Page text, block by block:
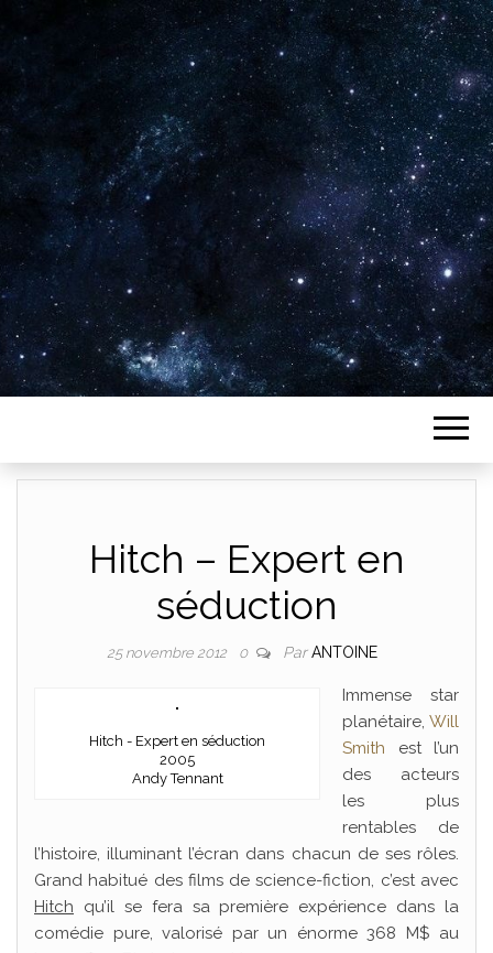
Plus de 2800 critiques de films
Hitch – Expert en
séduction
25 novembre 2012 0 ParANTOINE
Hitch - Expert en séduction
2005
Andy Tennant
Immense star
planétaire, Will
Smith est l’un
des acteurs
les plus
rentables de
l’histoire, illuminant l’écran dans chacun de ses rôles.
Grand habitué des films de science-fiction, c’est avec
Hitch qu’il se fera sa première expérience dans la
comédie pure, valorisé par un énorme 368 M$ au